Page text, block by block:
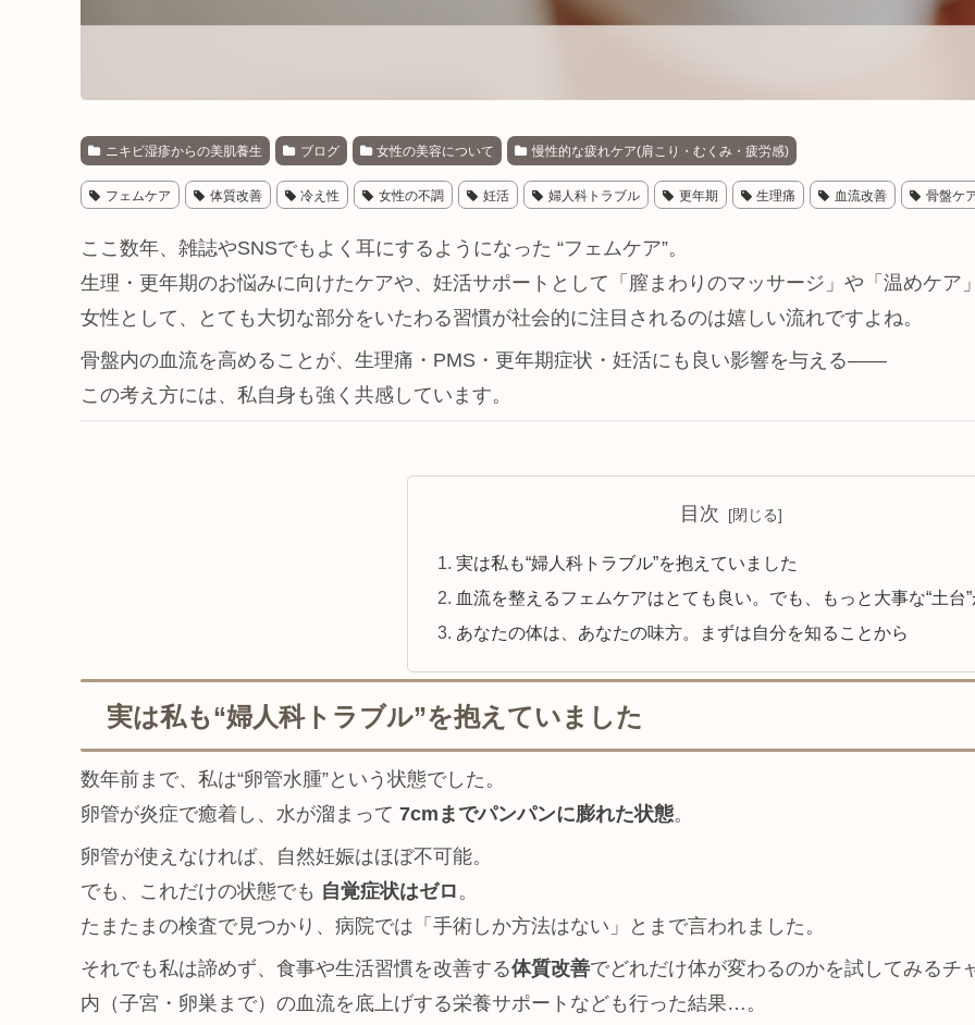
ニキビ湿疹からの美肌養生 ブログ 女性の美容について 慢性的な疲れケア(肩こり・むくみ・疲労感)
フェムケア 体質改善 冷え性 女性の不調 妊活 婦人科トラブル 更年期 生理痛 血流改善 骨盤ケ
ここ数年、雑誌やSNSでもよく耳にするようになった “フェムケア”。
生理・更年期のお悩みに向けたケアや、妊活サポートとして「膣まわりのマッサージ」や「温めケア
女性として、とても大切な部分をいたわる習慣が社会的に注目されるのは嬉しい流れですよね。
骨盤内の血流を高めることが、生理痛・PMS・更年期症状・妊活にも良い影響を与える——
この考え方には、私自身も強く共感しています。
目次
実は私も“婦人科トラブル”を抱えていました
血流を整えるフェムケアはとても良い。でも、もっと大事な“土台
あなたの体は、あなたの味方。まずは自分を知ることから
実は私も“婦人科トラブル”を抱えていました
数年前まで、私は“卵管水腫”という状態でした。
卵管が炎症で癒着し、水が溜まって 7cmまでパンパンに膨れた状態。
卵管が使えなければ、自然妊娠はほぼ不可能。
でも、これだけの状態でも 自覚症状はゼロ。
たまたまの検査で見つかり、病院では「手術しか方法はない」とまで言われました。
それでも私は諦めず、食事や生活習慣を改善する体質改善でどれだけ体が変わるのかを試してみる
内（子宮・卵巣まで）の血流を底上げする栄養サポートなども行った結果…。